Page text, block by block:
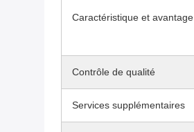
Caractéristique et avantage
Contrôle de qualité
Services supplémentaires